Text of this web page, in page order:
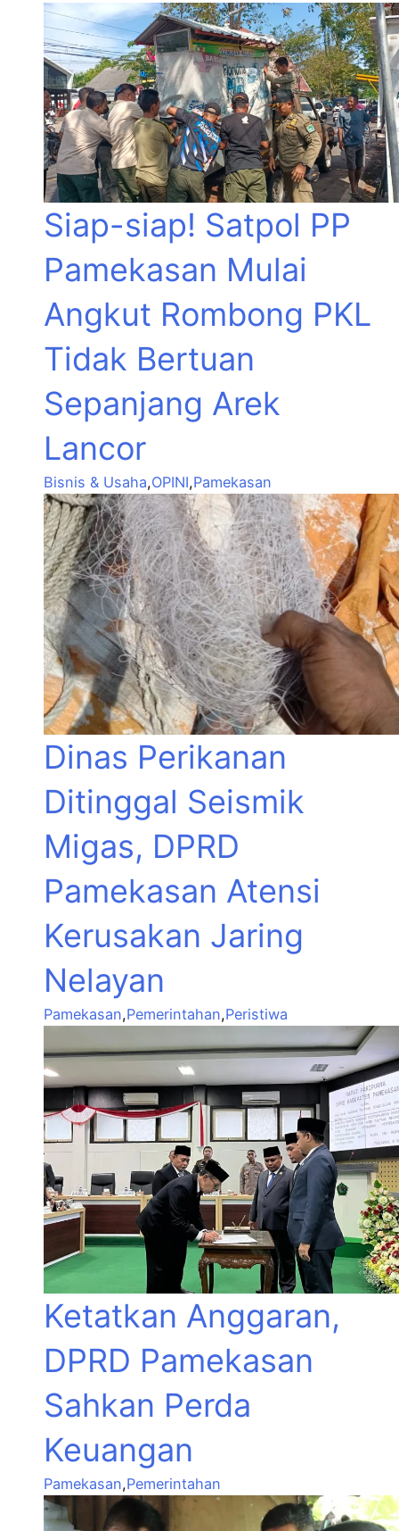
Siap-siap! Satpol PP
Pamekasan Mulai
Angkut Rombong PKL
Tidak Bertuan
Sepanjang Arek
Lancor
Bisnis & Usaha,OPINI,Pamekasan
Dinas Perikanan
Ditinggal Seismik
Migas, DPRD
Pamekasan Atensi
Kerusakan Jaring
Nelayan
Pamekasan,Pemerintahan,Peristiwa
Ketatkan Anggaran,
DPRD Pamekasan
Sahkan Perda
Keuangan
Pamekasan,Pemerintahan